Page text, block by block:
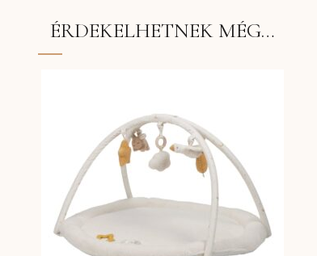
ÉRDEKELHETNEK MÉG…